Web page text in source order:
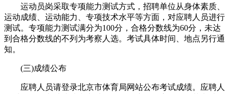
运动员岗采取专项能力测试方式，招聘单位从身体素质、
运动成绩、运动能力、专项技术水平等方面，对应聘人员进行
测试。专项能力测试满分为100分，合格分数线为60分，未达
到合格分数线的不列为考察人选。考试具体时间、地点另行通
知。
(三)成绩公布
应聘人员请登录北京市体育局网站公布考试成绩。应聘人